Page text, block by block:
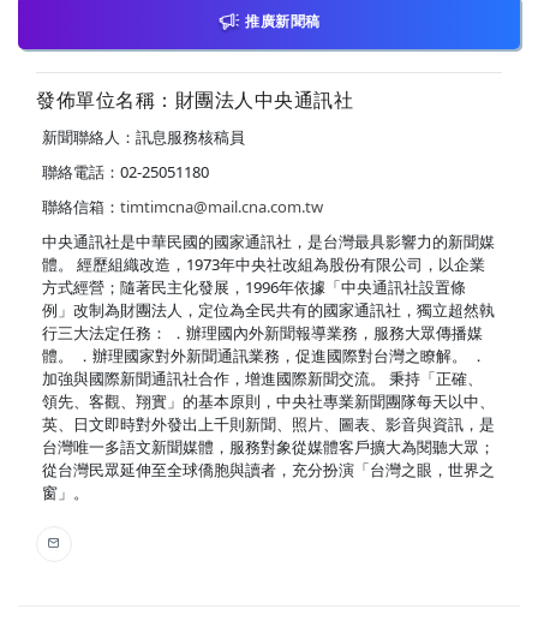
推廣新聞稿
發佈單位名稱：財團法人中央通訊社
新聞聯絡人：訊息服務核稿員
聯絡電話：02-25051180
聯絡信箱： timtimcna@mail.cna.com.tw
中央通訊社是中華民國的國家通訊社，是台灣最具影響力的新聞媒
體。 經歷組織改造，1973年中央社改組為股份有限公司，以企業
方式經營；隨著民主化發展，1996年依據「中央通訊社設置條
例」改制為財團法人，定位為全民共有的國家通訊社，獨立超然執
行三大法定任務： ．辦理國內外新聞報導業務，服務大眾傳播媒
體。 ．辦理國家對外新聞通訊業務，促進國際對台灣之瞭解。 ．
加強與國際新聞通訊社合作，增進國際新聞交流。 秉持「正確、
領先、客觀、翔實」的基本原則，中央社專業新聞團隊每天以中、
英、日文即時對外發出上千則新聞、照片、圖表、影音與資訊，是
台灣唯一多語文新聞媒體，服務對象從媒體客戶擴大為閱聽大眾；
從台灣民眾延伸至全球僑胞與讀者，充分扮演「台灣之眼，世界之
窗」。